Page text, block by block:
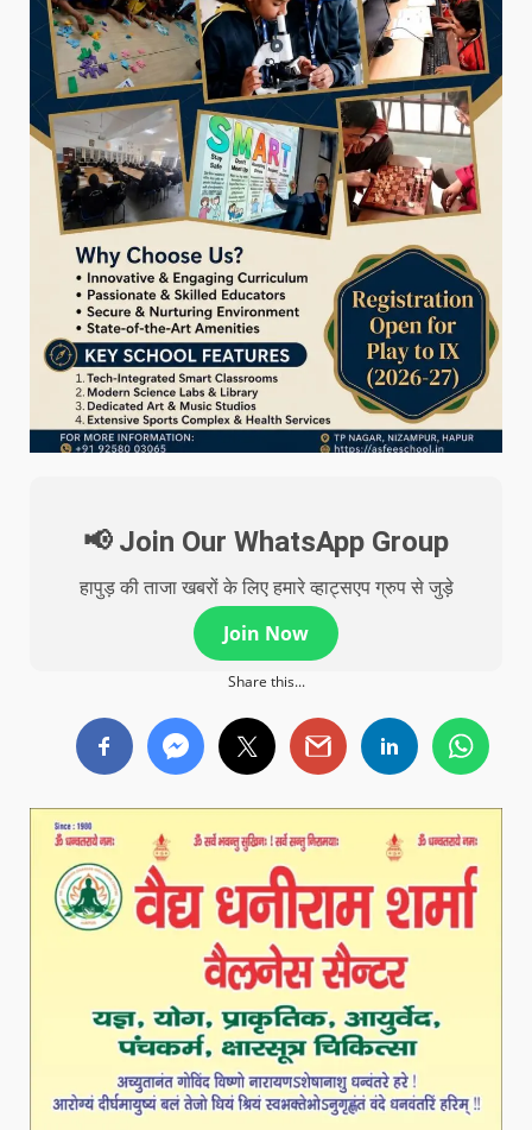
📢 Join Our WhatsApp Group
हापुड़ की ताजा खबरों के लिए हमारे व्हाट्सएप ग्रुप से जुड़े
Join Now
Share this...